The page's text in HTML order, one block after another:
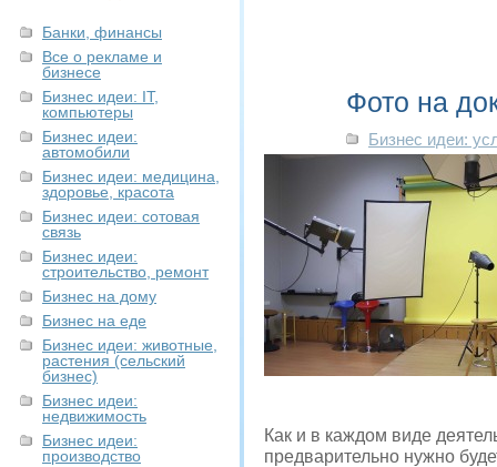
Банки, финансы
Все о рекламе и
бизнесе
Бизнес идеи: IT,
компьютеры
Бизнес идеи:
автомобили
Бизнес идеи: медицина,
здоровье, красота
Бизнес идеи: сотовая
связь
Бизнес идеи:
строительство, ремонт
Бизнес на дому
Бизнес на еде
Бизнес идеи: животные,
растения (сельский
бизнес)
Бизнес идеи:
недвижимость
Бизнес идеи:
производство
Фото на
Бизнес идеи:
Как и в каждом виде
предварительно нужно